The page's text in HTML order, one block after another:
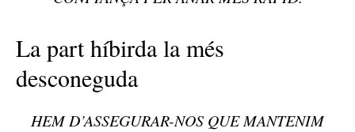
La part híbirda la més
desconeguda
HEM D’ASSEGURAR-NOS QUE MANTENIM